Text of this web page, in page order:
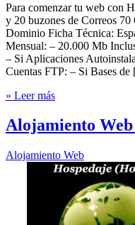
Para comenzar tu web con
y 20 buzones de Correos
Dominio Ficha Técnica:
Mensual: – 20.000 Mb
– Si Aplicaciones
Cuentas FTP: – Si Bases
» Leer más
Alojamiento Web
Alojamiento Web